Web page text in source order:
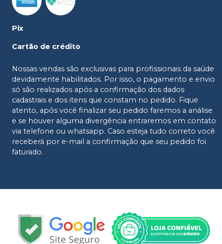
Pix
Cartão de crédito
Nossas vendas são exclusivas para profissionais da saúde
devidamente habilitados. Por isso, o pagamento e envio
só são realizados após a confirmação dos dados
cadastrais e dos itens que constam no pedido. Fique
atento, após você finalizar seu pedido faremos a análise
e se houver alguma divergência entraremos em contato
via telefone ou whatsapp. Caso esteja tudo correto você
receberá por e-mail a confirmação que seu pedido foi
faturado.